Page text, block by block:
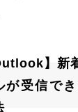
】新
が受信で